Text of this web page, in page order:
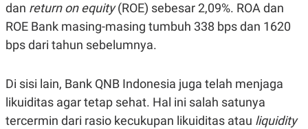
E
P
A
P
E
A
D
V
E
S
I
N
G
dan return on equity(ROE) sebesar 2,09%. ROA dan
ROE Bank masing-masing tumbuh 338 bps dan 1620
bps dari tahun sebelumnya.
Di sisi lain, Bank QNB Indonesia juga telah menjaga
likuiditas agar tetap sehat. Hal ini salah satunya
tercermin dari rasio kecukupan likuiditas atau liquidity